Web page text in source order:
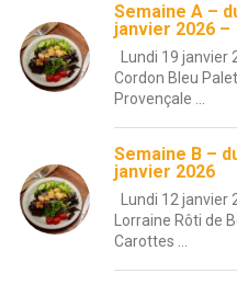
Semaine A –
janvier 2026 –
Lundi 19 janvier
Cordon Bleu
Provençale ...
Semaine B –
janvier 2026
Lundi 12 janvier
Lorraine Rôti de
Carottes ...